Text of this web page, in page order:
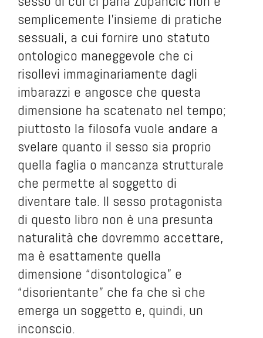
semplicemente l’insieme di pratiche
sessuali, a cui fornire uno statuto
ontologico maneggevole che ci
risollevi immaginariamente dagli
imbarazzi e angosce che questa
dimensione ha scatenato nel tempo;
piuttosto la filosofa vuole andare a
svelare quanto il sesso sia proprio
quella faglia o mancanza strutturale
che permette al soggetto di
diventare tale. Il sesso protagonista
di questo libro non è una presunta
naturalità che dovremmo accettare,
ma è esattamente quella
dimensione “disontologica” e
“disorientante” che fa che sì che
emerga un soggetto e, quindi, un
inconscio.